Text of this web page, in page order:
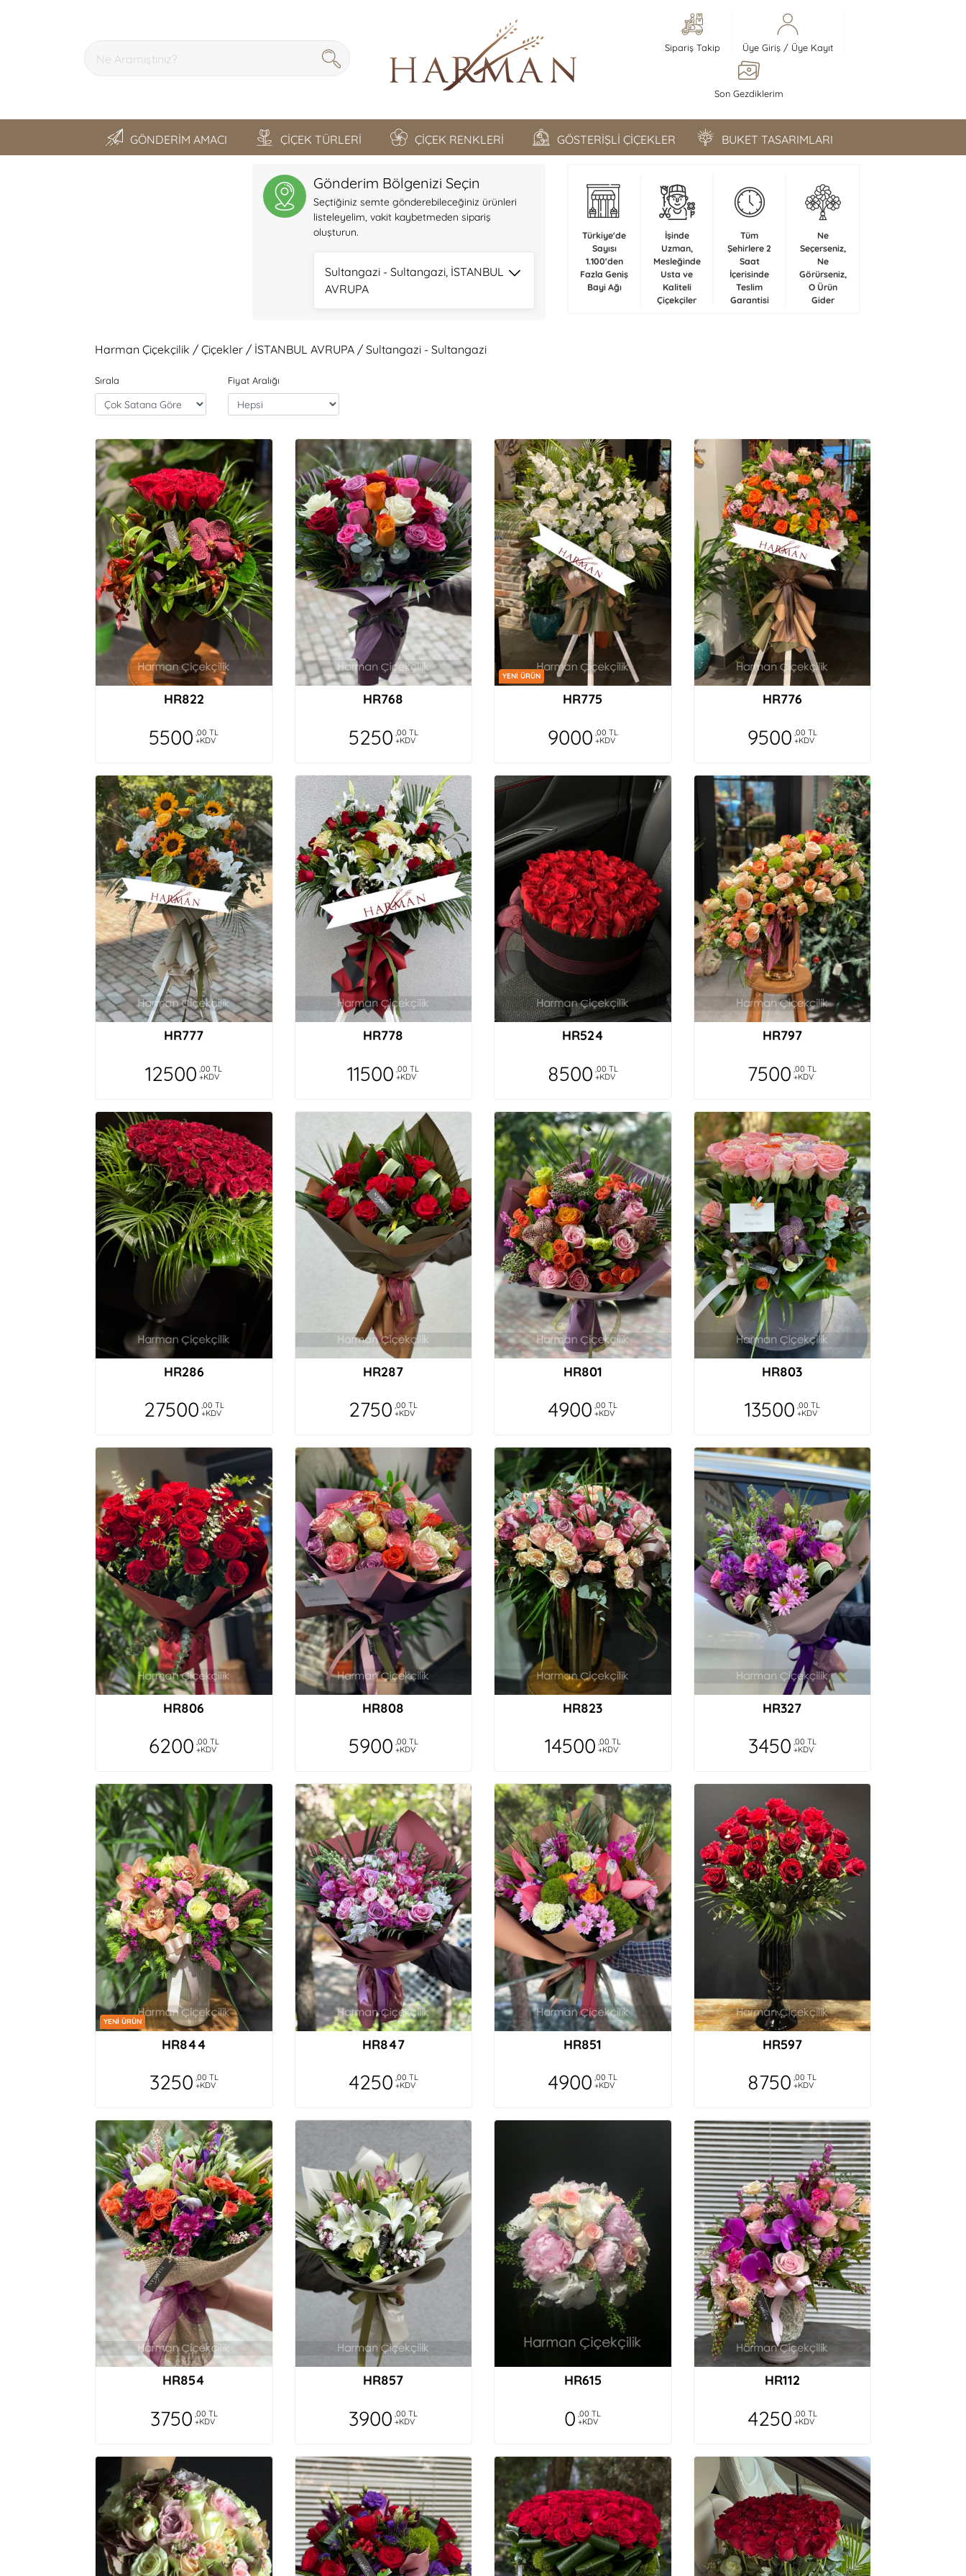
Sipariş Takip Üye Giriş/ Üye Kayıt
Son Gezdiklerim
GÖNDERİM AMACI ÇİÇEK TÜRLERİ ÇİÇEK RENKLERİ GÖSTERİŞLİ ÇİÇEKLER BUKET TASARIMLARI
Gönderim Bölgenizi Seçin
Seçtiğiniz semte gönderebileceğiniz ürünleri
listeleyelim, vakit kaybetmeden sipariş
oluşturun.
Sultangazi - Sultangazi, İSTANBUL
AVRUPA
Türkiye'de
Sayısı
1.100'den
Fazla Geniş
Bayi Ağı
İşinde
Uzman,
Mesleğinde
Usta ve
Kaliteli
Çiçekçiler
Tüm
Şehirlere 2
Saat
İçerisinde
Teslim
Garantisi
Ne
Seçerseniz,
Ne
Görürseniz,
O Ürün
Gider
Harman Çiçekçilik / Çiçekler / İSTANBUL AVRUPA / Sultangazi - Sultangazi
Sırala Fiyat Aralığı
HR822
5500 ,00 TL
+KDV
HR768
5250 ,00 TL
+KDV
YENİ ÜRÜN
HR775
9000 ,00 TL
+KDV
HR776
9500 ,00 TL
+KDV
HR777
12500 ,00 TL
+KDV
HR778
11500 ,00 TL
+KDV
HR524
8500 ,00 TL
+KDV
HR797
7500 ,00 TL
+KDV
HR286
27500 ,00 TL
+KDV
HR287
2750 ,00 TL
+KDV
HR801
4900 ,00 TL
+KDV
HR803
13500 ,00 TL
+KDV
HR806
6200 ,00 TL
+KDV
HR808
5900 ,00 TL
+KDV
HR823
14500 ,00 TL
+KDV
HR327
3450 ,00 TL
+KDV
YENİ ÜRÜN
HR844
3250 ,00 TL
+KDV
HR847
4250 ,00 TL
+KDV
HR851
4900 ,00 TL
+KDV
HR597
8750 ,00 TL
+KDV
HR854
3750 ,00 TL
+KDV
HR857
3900 ,00 TL
+KDV
HR615
0 ,00 TL
+KDV
HR112
4250 ,00 TL
+KDV